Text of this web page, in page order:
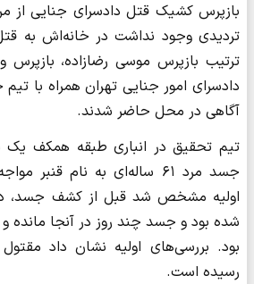
بازپرس کشیک قتل دادسرای جنایی از
تردیدی وجود نداشت در خانه‌اش به
ترتیب بازپرس موسی رضازاده، بازپرس
دادسرای امور جنایی تهران همراه با
آگاهی در محل حاضر شدند.
تیم تحقیق در انباری طبقه همکف
جسد مرد ۶۱ ساله‌ای به نام
اولیه مشخص شد قبل از کشف جسد، در
شده بود و جسد چند روز در آنجا
بود. بررسی‌های اولیه نشان داد
رسیده است.